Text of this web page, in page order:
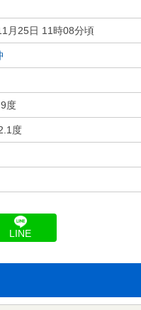
月25日 11時08分頃
度
度
LINE